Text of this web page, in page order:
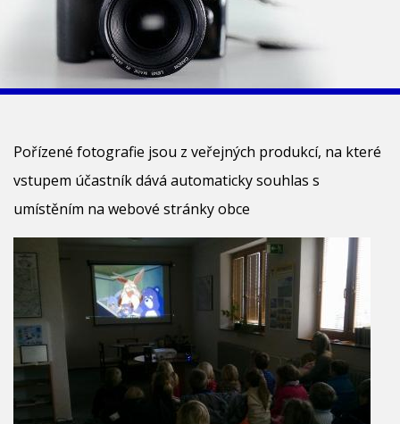
Pořízené fotografie jsou z veřejných produkcí, na které
vstupem účastník dává automaticky souhlas s
umístěním na webové stránky obce